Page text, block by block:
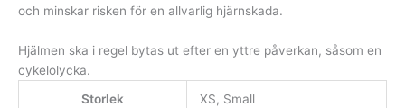
och minskar risken för en allvarlig hjärnskada.
Hjälmen ska i regel bytas ut efter en yttre påverkan, såsom en
cykelolycka.
Storlek
XS, Small